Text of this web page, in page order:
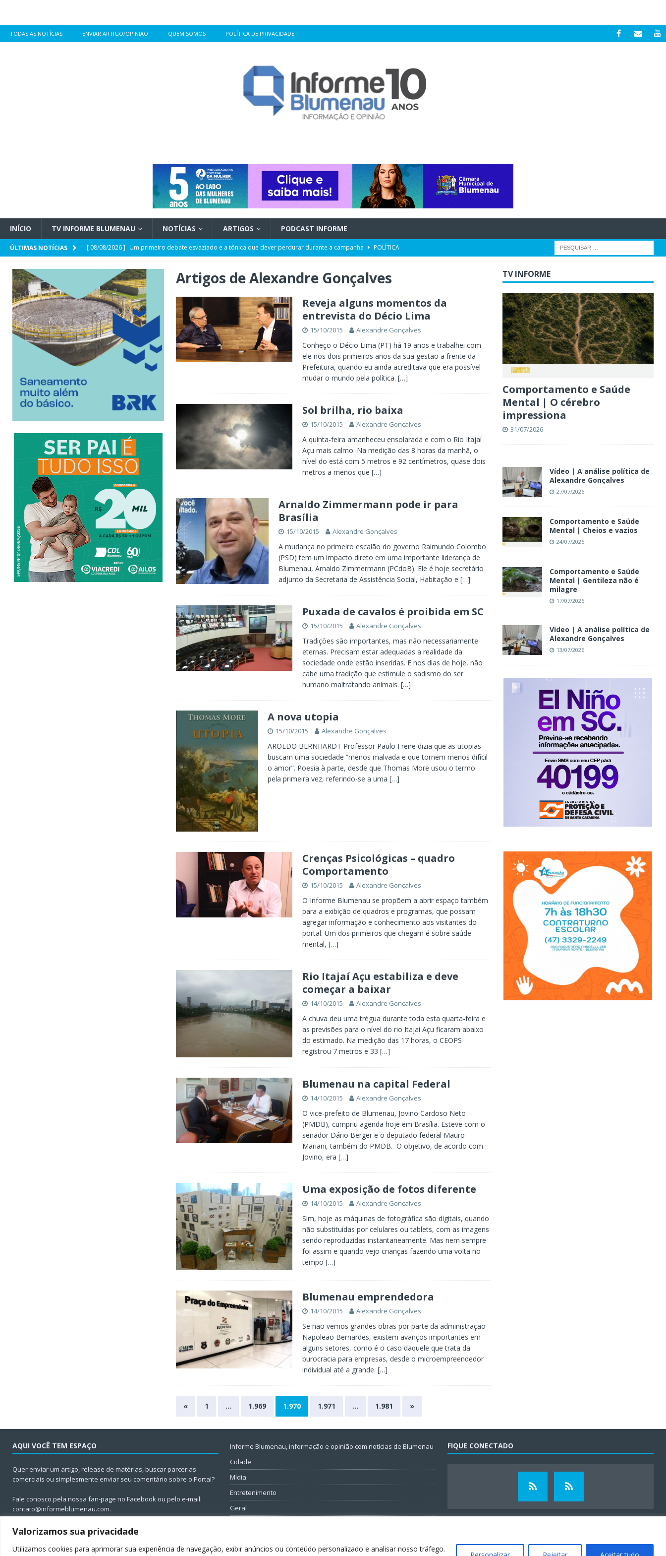
Valorizamos sua privacidade
Utilizamos cookies para aprimorar sua experiência de navegação, exibir anúncios ou conteúdo personalizado e analisar nosso tráfego.
TODAS AS NOTÍCIAS ENVIAR ARTIGO/OPINIÃO QUEM SOMOS POLÍTICA DE PRIVACIDADE
INÍCIO TV INFORME BLUMENAU NOTÍCIAS ARTIGOS PODCAST INFORME
ÚLTIMAS NOTÍCIAS [ 08/08/2026 ] Um primeiro debate esvaziado e a tônica que dever perdurar durante a campanha
POLÍTICA
[ 07/08/2026 ] Opinião | Criminalidade e proporcionalidade em Santa Catarina
ARTIGOS
[ 07/08/2026 ] SC e Paraguai avançam em acordo por portos e milho após reuniões em Assunção
[ 07/08/2026 ] Entrevista | Túlio de Amorim Pfuetzenreiter, candidato ao Senado pelo Missão
TV INFORME BLUMENAU
[ 07/08/2026 ]
HEMOSC adota novos critérios para doação de sangue POLÍTICA
Artigos deAlexandre Gonçalves
Reveja alguns momentos da
entrevista do Décio Lima
15/10/2015 Alexandre Gonçalves
Conheço o Décio Lima (PT) há 19 anos e trabalhei com
ele nos dois primeiros anos da sua gestão a frente da
Prefeitura, quando eu ainda acreditava que era possível
mudar o mundo pela política. […]
Sol brilha, rio baixa
15/10/2015 Alexandre Gonçalves
A quinta-feira amanheceu ensolarada e com o Rio Itajaí
Açu mais calmo. Na medição das 8 horas da manhã, o
nível do está com 5 metros e 92 centímetros, quase dois
metros a menos que […]
Arnaldo Zimmermann pode ir para
Brasília
15/10/2015 Alexandre Gonçalves
A mudança no primeiro escalão do governo Raimundo Colombo
(PSD) tem um impacto direto em uma importante liderança de
Blumenau, Arnaldo Zimmermann (PCdoB). Ele é hoje secretário
adjunto da Secretaria de Assistência Social, Habitação e […]
Puxada de cavalos é proibida em SC
15/10/2015 Alexandre Gonçalves
Tradições são importantes, mas não necessariamente
eternas. Precisam estar adequadas a realidade da
sociedade onde estão inseridas. E nos dias de hoje, não
cabe uma tradição que estimule o sadismo do ser
humano maltratando animais. […]
A nova utopia
15/10/2015 Alexandre Gonçalves
AROLDO BERNHARDT Professor Paulo Freire dizia que as utopias
buscam uma sociedade “menos malvada e que tornem menos difícil
o amor”. Poesia à parte, desde que Thomas More usou o termo
pela primeira vez, referindo-se a uma […]
Crenças Psicológicas – quadro
Comportamento
15/10/2015 Alexandre Gonçalves
O Informe Blumenau se propõem a abrir espaço também
para a exibição de quadros e programas, que possam
agregar informação e conhecimento aos visitantes do
portal. Um dos primeiros que chegam é sobre saúde
mental, […]
Rio Itajaí Açu estabiliza e deve
começar a baixar
14/10/2015 Alexandre Gonçalves
A chuva deu uma trégua durante toda esta quarta-feira e
as previsões para o nível do rio Itajaí Açu ficaram abaixo
do estimado. Na medição das 17 horas, o CEOPS
registrou 7 metros e 33 […]
Blumenau na capital Federal
14/10/2015 Alexandre Gonçalves
O vice-prefeito de Blumenau, Jovino Cardoso Neto
(PMDB), cumpriu agenda hoje em Brasília. Esteve com o
senador Dário Berger e o deputado federal Mauro
Mariani, também do PMDB. O objetivo, de acordo com
Jovino, era […]
Uma exposição de fotos diferente
14/10/2015 Alexandre Gonçalves
Sim, hoje as máquinas de fotográfica são digitais, quando
não substituídas por celulares ou tablets, com as imagens
sendo reproduzidas instantaneamente. Mas nem sempre
foi assim e quando vejo crianças fazendo uma volta no
tempo […]
Blumenau emprendedora
14/10/2015 Alexandre Gonçalves
Se não vemos grandes obras por parte da administração
Napoleão Bernardes, existem avanços importantes em
alguns setores, como é o caso daquele que trata da
burocracia para empresas, desde o microempreendedor
individual até a grande. […]
« 1 … 1.969 1.970 1.971 … 1.981 »
TV INFORME
Comportamento e Saúde
Mental | O cérebro
impressiona
31/07/2026
Vídeo | A análise política de
Alexandre Gonçalves
27/07/2026
Comportamento e Saúde
Mental | Cheios e vazios
24/07/2026
Comportamento e Saúde
Mental | Gentileza não é
milagre
17/07/2026
Vídeo | A análise política de
Alexandre Gonçalves
13/07/2026
AQUI VOCÊ TEM ESPAÇO
Quer enviar um artigo, release de matérias, buscar parcerias
comerciais ou simplesmente enviar seu comentário sobre o Portal?
Fale conosco pela nossa fan-page no Facebook ou pelo e-mail:
contato@informeblumenau.com.
Informe Blumenau, informação e opinião com notícias de Blumenau
Cidade
Mídia
Entretenimento
Geral
FIQUE CONECTADO